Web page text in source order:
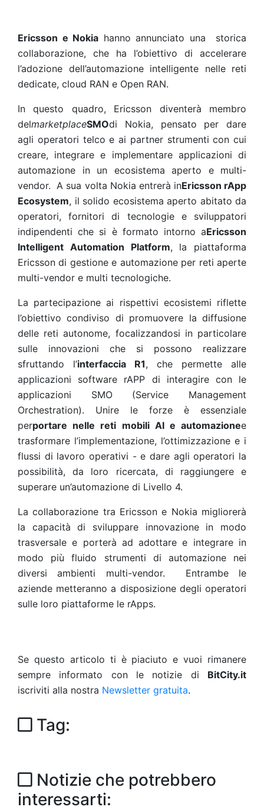
Ericsson e Nokia hanno annunciato una storica
collaborazione, che ha l’obiettivo di accelerare
l’adozione dell’automazione intelligente nelle reti
dedicate, cloud RAN e Open RAN.
In questo quadro, Ericsson diventerà membro
delmarketplaceSMOdi Nokia, pensato per dare
agli operatori telco e ai partner strumenti con cui
creare, integrare e implementare applicazioni di
automazione in un ecosistema aperto e multi-
vendor. A sua volta Nokia entrerà inEricsson rApp
Ecosystem, il solido ecosistema aperto abitato da
operatori, fornitori di tecnologie e sviluppatori
indipendenti che si è formato intorno aEricsson
Intelligent Automation Platform, la piattaforma
Ericsson di gestione e automazione per reti aperte
multi-vendor e multi tecnologiche.
La partecipazione ai rispettivi ecosistemi riflette
l’obiettivo condiviso di promuovere la diffusione
delle reti autonome, focalizzandosi in particolare
sulle innovazioni che si possono realizzare
sfruttando l’interfaccia R1, che permette alle
applicazioni software rAPP di interagire con le
applicazioni SMO (Service Management
Orchestration). Unire le forze è essenziale
perportare nelle reti mobili AI e automazionee
trasformare l’implementazione, l’ottimizzazione e i
flussi di lavoro operativi - e dare agli operatori la
possibilità, da loro ricercata, di raggiungere e
superare un’automazione di Livello 4.
La collaborazione tra Ericsson e Nokia migliorerà
la capacità di sviluppare innovazione in modo
trasversale e porterà ad adottare e integrare in
modo più fluido strumenti di automazione nei
diversi ambienti multi-vendor. Entrambe le
aziende metteranno a disposizione degli operatori
sulle loro piattaforme le rApps.
Se questo articolo ti è piaciuto e vuoi rimanere
sempre informato con le notizie di BitCity.it
iscriviti alla nostra Newsletter gratuita.
Tag:
Notizie che potrebbero
interessarti: